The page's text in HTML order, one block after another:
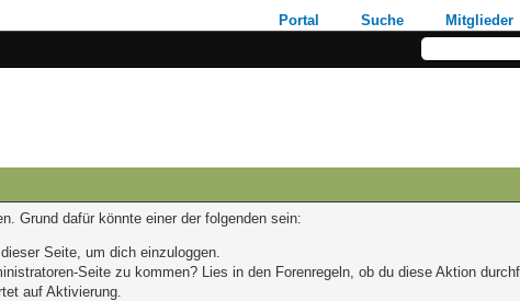
Portal Suche Mitglieder
Grund dafür könnte einer der folgenden sein:
Seite, um dich einzuloggen.
Seite zu kommen? Lies in den Forenregeln, ob du diese Aktion
auf Aktivierung.